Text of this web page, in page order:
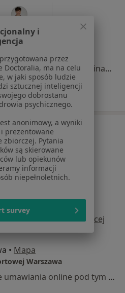
Pniewska-
Laskowska
kardiolog
Brak dostępnych specjalistów z wolnymi terminami w tym centrum medycznym.
sportowej, Internista·Więcej
• Mapa
Warszawa
Specjalista nie oferuje umawiania online pod tym adresem.
i
przez
Doctoralia, ma na celu
w jaki sposób ludzie
sztucznej inteligencji
dobrostanu
psychicznego.
anonimowy, a wyniki
prezentowane
zbiorczej. Pytania
są skierowane
lub opiekunów
informacji
niepełnoletnich.
survey